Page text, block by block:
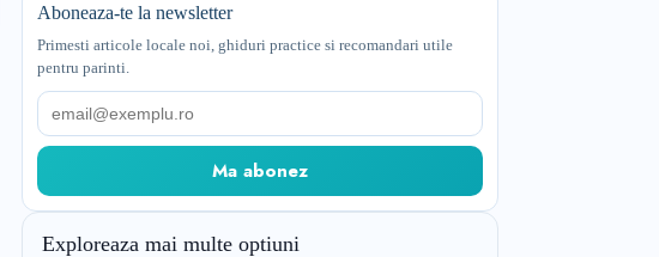
Aboneaza-te la newsletter
Primesti articole locale noi, ghiduri practice si recomandari utile
pentru parinti.
Email
Ma abonez
Exploreaza mai multe optiuni